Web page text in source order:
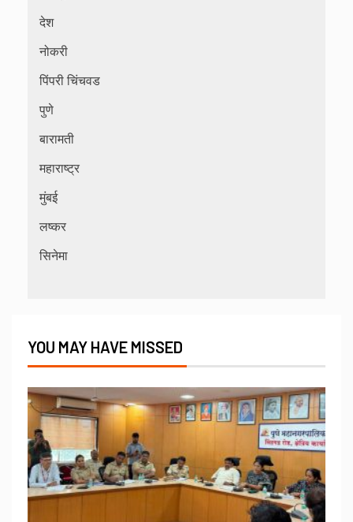
देश
नोकरी
पिंपरी चिंचवड
पुणे
बारामती
महाराष्ट्र
मुंबई
लष्कर
सिनेमा
YOU MAY HAVE MISSED